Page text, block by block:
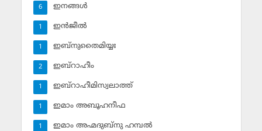
ഇനങ്ങള്‍
6
ഇന്‍ജീല്‍
1
ഇബ്‌നുതൈമിയ്യഃ
1
ഇബ്‌റാഹീം
2
ഇബ്‌റാഹീമിസ്വലാത്ത്
1
ഇമാം അബൂഹനീഫ
1
ഇമാം അഹ്മദുബ്‌നു ഹമ്പല്‍
1